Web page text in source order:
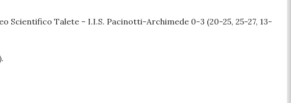
Scientifico Talete – I.I.S. Pacinotti-Archimede 0-3 (20-25, 25-27, 13-